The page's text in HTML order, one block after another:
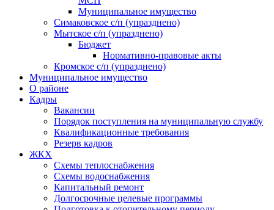
Муниципальное имущество
Симаковское с/п (упразднено)
Мытское с/п (упразднено)
Бюджет
Нормативно-правовые акты
Кромское с/п (упразднено)
Муниципальное имущество
О районе
Кадры
Вакансии
Порядок поступления на муниципальную службу
Квалификационные требования
Резерв кадров
ЖКХ
Схемы теплоснабжения
Схемы водоснабжения
Капитальный ремонт
Долгосрочные целевые программы